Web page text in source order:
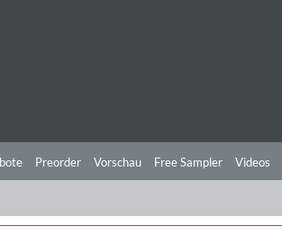
Preorder Vorschau Free Sampler Videos